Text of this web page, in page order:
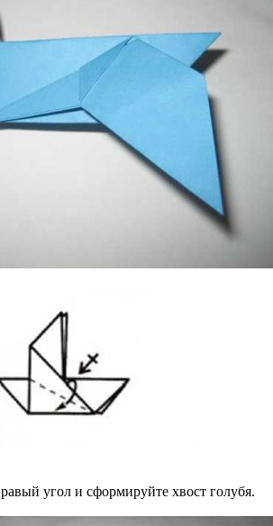
угол и сформируйте хвост голубя.